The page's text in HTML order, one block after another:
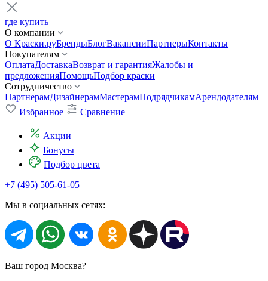
где купить
О компании
О Краски.руБрендыБлогВакансииПартнерыКонтакты
Покупателям
ОплатаДоставкаВозврат и гарантияЖалобы и
предложенияПомощьПодбор краски
Сотрудничество
ПартнерамДизайнерамМастерамПодрядчикамАрендодателям
Избранное
Сравнение
Акции
Бонусы
Подбор цвета
+7 (495) 505-61-05
Мы в социальных сетях:
Ваш город Москва?